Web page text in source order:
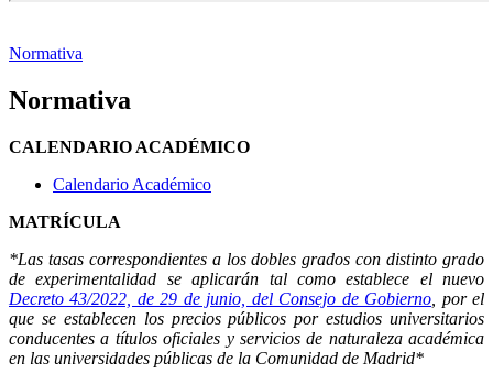
Normativa
Normativa
CALENDARIO ACADÉMICO
Calendario Académico
MATRÍCULA
*Las tasas correspondientes a los dobles grados con distinto grado
de experimentalidad se aplicarán tal como establece el nuevo
Decreto 43/2022, de 29 de junio, del Consejo de Gobierno , por el
que se establecen los precios públicos por estudios universitarios
conducentes a títulos oficiales y servicios de naturaleza académica
en las universidades públicas de la Comunidad de Madrid*